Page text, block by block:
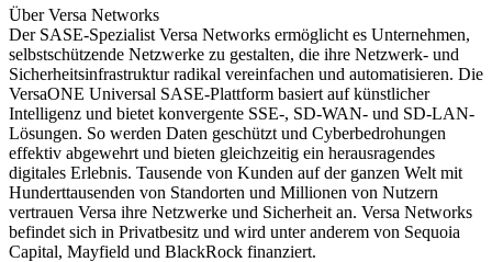
Über Versa Networks
Der SASE-Spezialist Versa Networks ermöglicht es Unternehmen,
selbstschützende Netzwerke zu gestalten, die ihre Netzwerk- und
Sicherheitsinfrastruktur radikal vereinfachen und automatisieren. Die
VersaONE Universal SASE-Plattform basiert auf künstlicher
Intelligenz und bietet konvergente SSE-, SD-WAN- und SD-LAN-
Lösungen. So werden Daten geschützt und Cyberbedrohungen
effektiv abgewehrt und bieten gleichzeitig ein herausragendes
digitales Erlebnis. Tausende von Kunden auf der ganzen Welt mit
Hunderttausenden von Standorten und Millionen von Nutzern
vertrauen Versa ihre Netzwerke und Sicherheit an. Versa Networks
befindet sich in Privatbesitz und wird unter anderem von Sequoia
Capital, Mayfield und BlackRock finanziert.